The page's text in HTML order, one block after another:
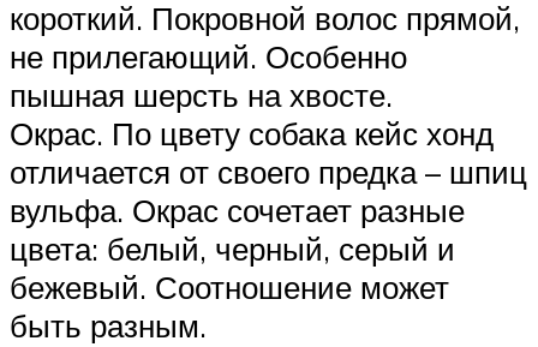
короткий. Покровной волос прямой,
не прилегающий. Особенно
пышная шерсть на хвосте.
Окрас. По цвету собака кейс хонд
отличается от своего предка – шпиц
вульфа. Окрас сочетает разные
цвета: белый, черный, серый и
бежевый. Соотношение может
быть разным.